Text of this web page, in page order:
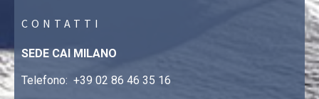
CONTATTI
SEDE CAI MILANO
Telefono: +39 02 86 46 35 16